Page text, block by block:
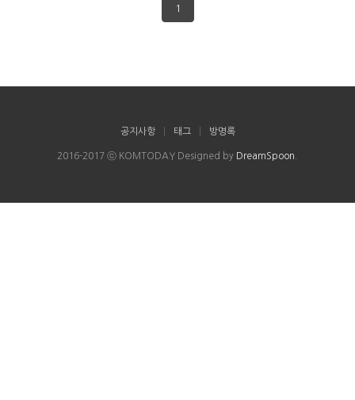
1
공지사항 태그 방명록
2016-2017 ⓒ KOMTODAY Designed by DreamSpoon